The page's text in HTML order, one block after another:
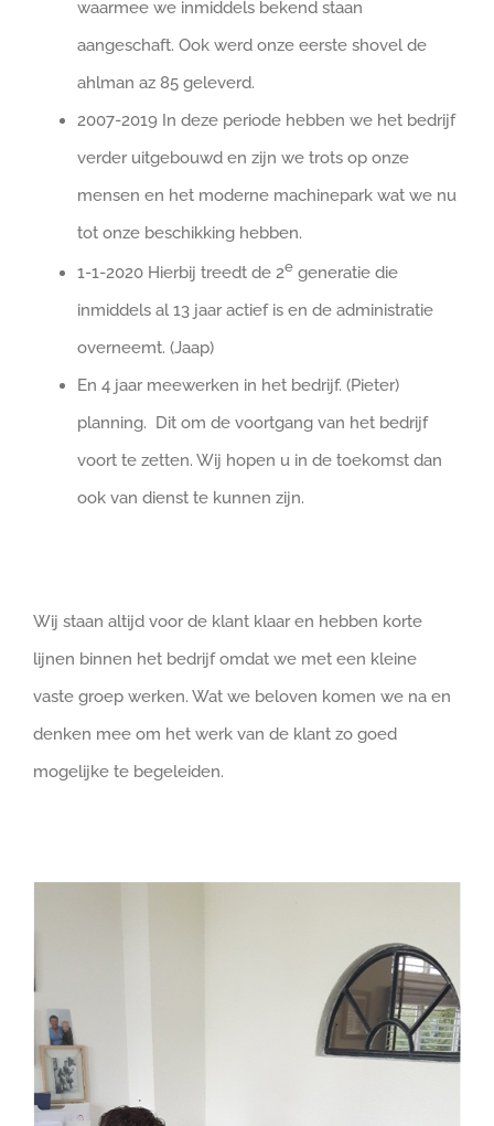
waarmee we inmiddels bekend staan
aangeschaft. Ook werd onze eerste shovel de
ahlman az 85 geleverd.
2007-2019 In deze periode hebben we het bedrijf
verder uitgebouwd en zijn we trots op onze
mensen en het moderne machinepark wat we nu
tot onze beschikking hebben.
1-1-2020 Hierbij treedt de 2e generatie die
inmiddels al 13 jaar actief is en de administratie
overneemt. (Jaap)
En 4 jaar meewerken in het bedrijf. (Pieter)
planning. Dit om de voortgang van het bedrijf
voort te zetten. Wij hopen u in de toekomst dan
ook van dienst te kunnen zijn.
Wij staan altijd voor de klant klaar en hebben korte
lijnen binnen het bedrijf omdat we met een kleine
vaste groep werken. Wat we beloven komen we na en
denken mee om het werk van de klant zo goed
mogelijke te begeleiden.